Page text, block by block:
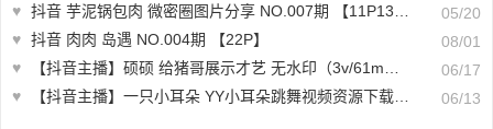
♥ 抖音 芋泥锅包肉 微密圈图片分享 NO.007期 【11P13V】
05/20
♥ 抖音 肉肉 岛遇 NO.004期 【22P】
08/01
♥
【抖音主播】硕硕 给猪哥展示才艺 无水印（3v/61m）-直播跳舞视频资源
06/17
♥
【抖音主播】一只小耳朵 YY小耳朵跳舞视频资源下载 无水印（14v/2.2G）-主播跳舞在线 06/13